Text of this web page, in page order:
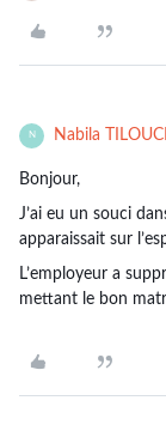
N Nabila
Bonjour,
J’ai eu un souci
apparaissait sur
L’employeur a
mettant le bon